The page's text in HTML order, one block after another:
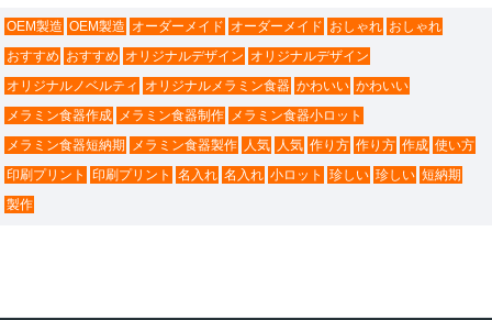
OEM製造 OEM製造 オーダーメイド オーダーメイド おしゃれ おしゃれ
おすすめ おすすめ オリジナルデザイン オリジナルデザイン
オリジナルノベルティ
オリジナルメラミン食器 かわいい かわいい
メラミン食器作成
メラミン食器制作
メラミン食器小ロット
メラミン食器短納期
メラミン食器製作 人気 人気 作り方 作り方 作成 使い方
印刷プリント
印刷プリント 名入れ 名入れ 小ロット 珍しい 珍しい 短納期
製作